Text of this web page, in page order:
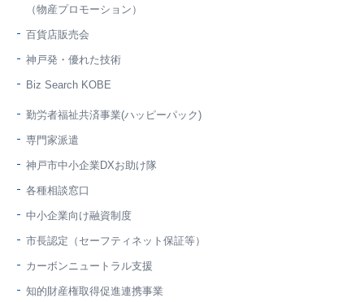
（物産プロモーション）
百貨店販売会
神戸発・優れた技術
Biz Search KOBE
勤労者福祉共済事業(ハッピーパック)
専門家派遣
神戸市中小企業DXお助け隊
各種相談窓口
中小企業向け融資制度
市長認定（セーフティネット保証等）
カーボンニュートラル支援
知的財産権取得促進連携事業